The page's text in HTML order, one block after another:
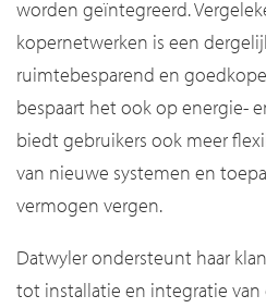
worden geïntegreerd.
kopernetwerken is een
ruimtebesparend en
bespaart het ook op energie-
biedt gebruikers ook meer
van nieuwe systemen en
vermogen vergen.
Datwyler ondersteunt haar
tot installatie en integratie van